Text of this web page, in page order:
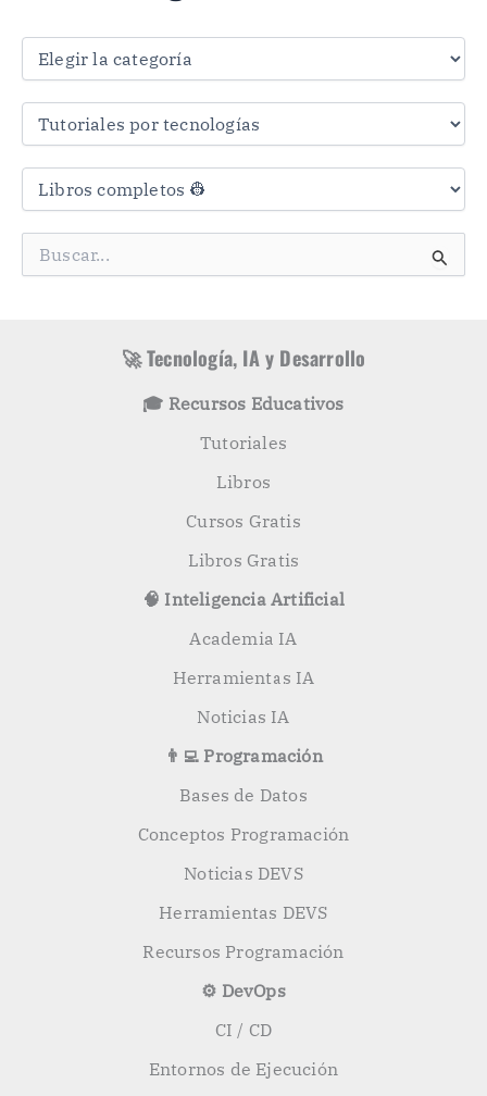
O
a
a
🚀 Tecnología, IA y Desarrollo
🎓 Recursos Educativos
Tutoriales
Libros
Cursos Gratis
Libros Gratis
🧠 Inteligencia Artificial
Academia IA
Herramientas IA
Noticias IA
👨‍💻 Programación
Bases de Datos
Conceptos Programación
Noticias DEVS
Herramientas DEVS
Recursos Programación
⚙️ DevOps
CI / CD
Entornos de Ejecución